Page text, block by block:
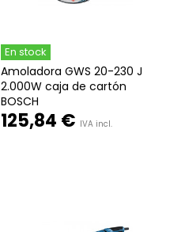
En stock
Amoladora GWS 20-230 J
2.000W caja de cartón
BOSCH
125,84 € IVA incl.